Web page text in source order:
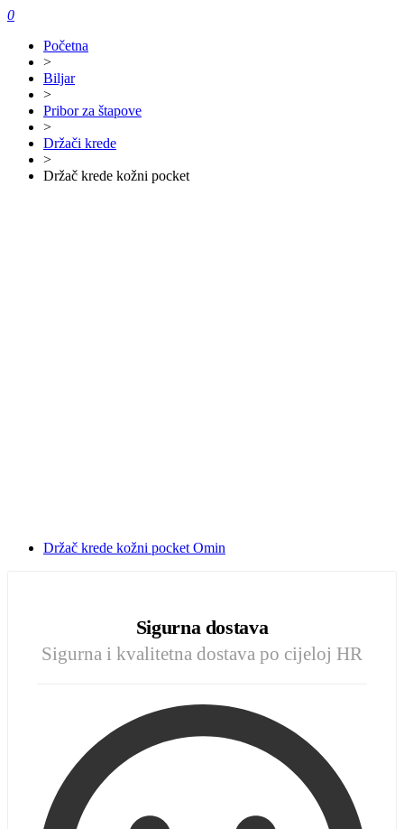
0
Početna
>
Biljar
>
Pribor za štapove
>
Držači krede
>
Držač krede kožni pocket
Držač krede kožni pocket Omin
Sigurna dostava
Sigurna i kvalitetna dostava po cijeloj HR